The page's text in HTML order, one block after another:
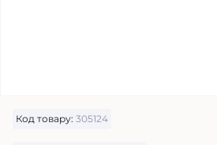
Код товару: 305124